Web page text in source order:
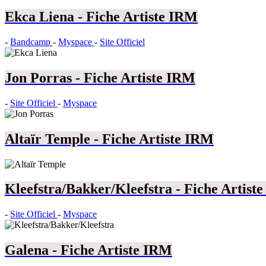
Ekca Liena - Fiche Artiste IRM
- Bandcamp - Myspace - Site Officiel
Jon Porras - Fiche Artiste IRM
- Site Officiel - Myspace
Altaïr Temple - Fiche Artiste IRM
Kleefstra/Bakker/Kleefstra - Fiche
- Site Officiel - Myspace
Galena - Fiche Artiste IRM